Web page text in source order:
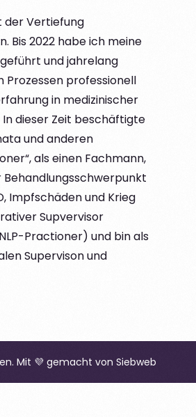
der Vertiefung
Bis 2022 habe ich meine
und jahrelang
Prozessen professionell
in medizinischer
dieser Zeit beschäftigte
und anderen
als einen Fachmann,
Impfschäden und Krieg
Supvervisor
Practioner) und bin als
Supervison und
Mit 💜 gemacht von Siebweb